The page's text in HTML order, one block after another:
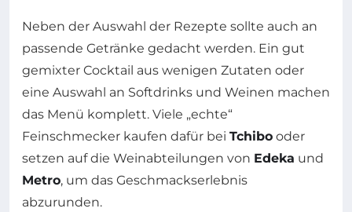
Neben der Auswahl der Rezepte sollte auch an
passende Getränke gedacht werden. Ein gut
gemixter Cocktail aus wenigen Zutaten oder
eine Auswahl an Softdrinks und Weinen machen
das Menü komplett. Viele „echte“
Feinschmecker kaufen dafür bei Tchibo oder
setzen auf die Weinabteilungen von Edeka und
Metro, um das Geschmackserlebnis
abzurunden.